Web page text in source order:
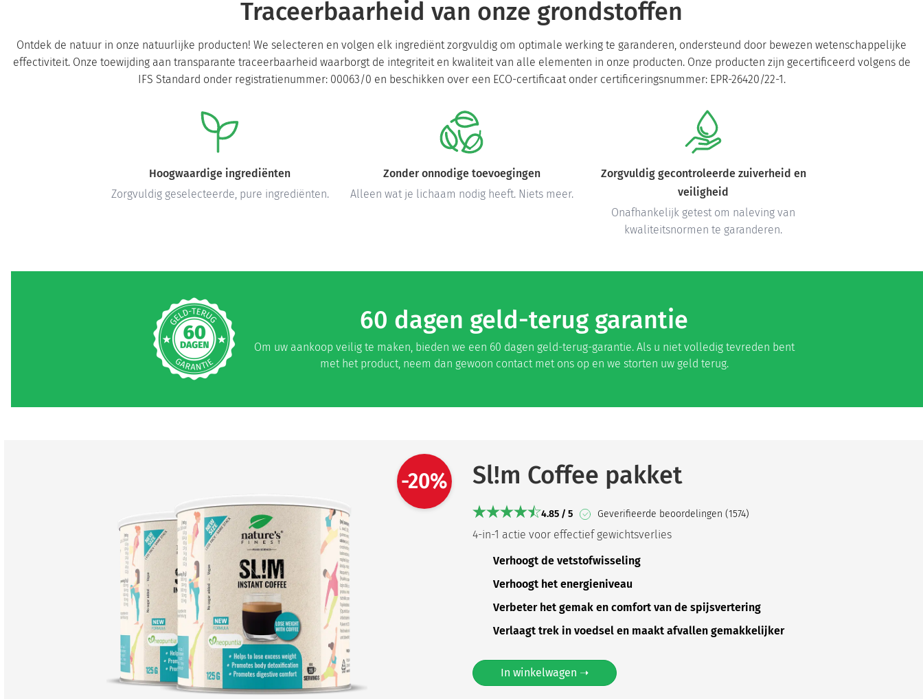
Traceerbaarheid van onze grondstoffen
Ontdek de natuur in onze natuurlijke producten! We selecteren en volgen elk ingrediënt zorgvuldig om optimale werking te garanderen, ondersteund door bewezen wetenschappelijke
effectiviteit. Onze toewijding aan transparante traceerbaarheid waarborgt de integriteit en kwaliteit van alle elementen in onze producten. Onze producten zijn gecertificeerd volgens de
IFS Standard onder registratienummer: 00063/0 en beschikken over een ECO-certificaat onder certificeringsnummer: EPR-26420/22-1.
Hoogwaardige ingrediënten
Zorgvuldig geselecteerde, pure ingrediënten.
Zonder onnodige toevoegingen
Alleen wat je lichaam nodig heeft. Niets meer.
Zorgvuldig gecontroleerde zuiverheid en
veiligheid
Onafhankelijk getest om naleving van
kwaliteitsnormen te garanderen.
60 dagen geld-terug garantie
Om uw aankoop veilig te maken, bieden we een 60 dagen geld-terug-garantie. Als u niet volledig tevreden bent
met het product, neem dan gewoon contact met ons op en we storten uw geld terug.
-20% Sl!m Coffee pakket
4.85 / 5 Geverifieerde beoordelingen (1574)
4-in-1 actie voor effectief gewichtsverlies
Verhoogt de vetstofwisseling
Verhoogt het energieniveau
Verbeter het gemak en comfort van de spijsvertering
Verlaagt trek in voedsel en maakt afvallen gemakkelijker
In winkelwagen ➝